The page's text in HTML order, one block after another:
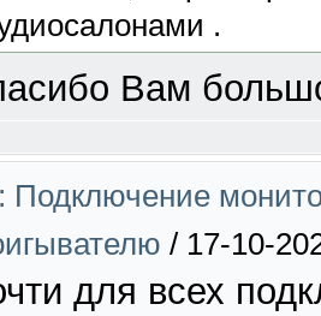
.
Вам
Подключение
/ 17-10-
для всех